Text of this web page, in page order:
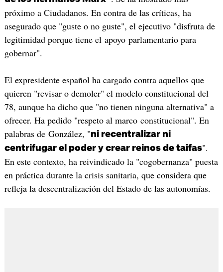
próximo a Ciudadanos. En contra de las críticas, ha
asegurado que "guste o no guste", el ejecutivo "disfruta de
legitimidad porque tiene el apoyo parlamentario para
gobernar".
El expresidente español ha cargado contra aquellos que
quieren "revisar o demoler" el modelo constitucional del
78, aunque ha dicho que "no tienen ninguna alternativa" a
ofrecer. Ha pedido "respeto al marco constitucional". En
palabras de González, "ni recentralizar ni
centrifugar el poder y crear reinos de taifas".
En este contexto, ha reivindicado la "cogobernanza" puesta
en práctica durante la crisis sanitaria, que considera que
refleja la descentralización del Estado de las autonomías.